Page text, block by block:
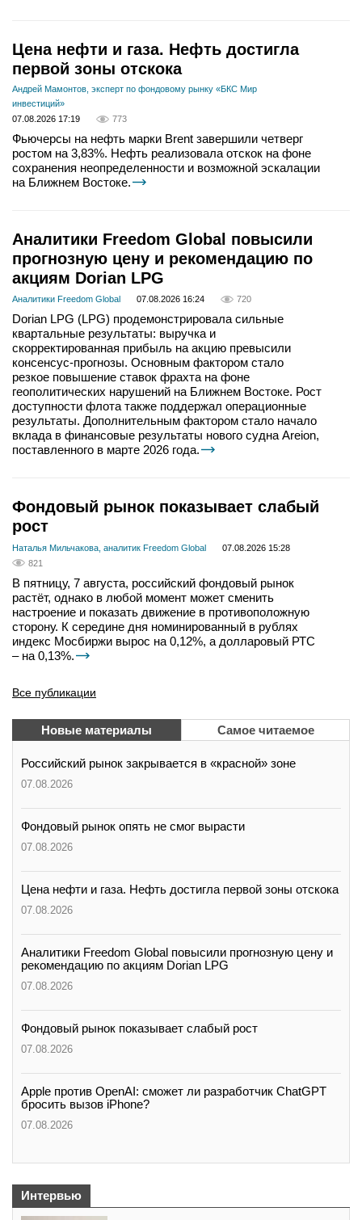
Цена нефти и газа. Нефть достигла
первой зоны отскока
Андрей Мамонтов, эксперт по фондовому рынку «БКС Мир
инвестиций»
07.08.2026 17:19
773
Фьючерсы на нефть марки Brent завершили четверг
ростом на 3,83%. Нефть реализовала отскок на фоне
сохранения неопределенности и возможной эскалации
на Ближнем Востоке.
Аналитики Freedom Global повысили
прогнозную цену и рекомендацию по
акциям Dorian LPG
Аналитики Freedom Global 07.08.2026 16:24 720
Dorian LPG (LPG) продемонстрировала сильные
квартальные результаты: выручка и
скорректированная прибыль на акцию превысили
консенсус-прогнозы. Основным фактором стало
резкое повышение ставок фрахта на фоне
геополитических нарушений на Ближнем Востоке. Рост
доступности флота также поддержал операционные
результаты. Дополнительным фактором стало начало
вклада в финансовые результаты нового судна Areion,
поставленного в марте 2026 года.
Фондовый рынок показывает слабый
рост
Наталья Мильчакова, аналитик Freedom Global
07.08.2026 15:28
821
В пятницу, 7 августа, российский фондовый рынок
растёт, однако в любой момент может сменить
настроение и показать движение в противоположную
сторону. К середине дня номинированный в рублях
индекс Мосбиржи вырос на 0,12%, а долларовый РТС
– на 0,13%.
Все публикации
Новые материалы Самое читаемое
Российский рынок закрывается в «красной» зоне
07.08.2026
Фондовый рынок опять не смог вырасти
07.08.2026
Цена нефти и газа. Нефть достигла первой зоны отскока
07.08.2026
Аналитики Freedom Global повысили прогнозную цену и
рекомендацию по акциям Dorian LPG
07.08.2026
Фондовый рынок показывает слабый рост
07.08.2026
Apple против OpenAI: сможет ли разработчик ChatGPT
бросить вызов iPhone?
07.08.2026
Интервью